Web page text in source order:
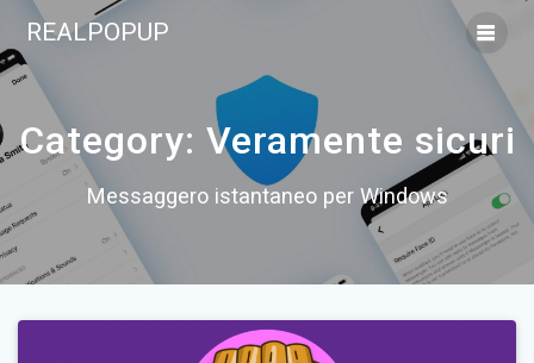
REALPOPUP
Category: Veramente sicuri
Messaggero istantaneo per Windows